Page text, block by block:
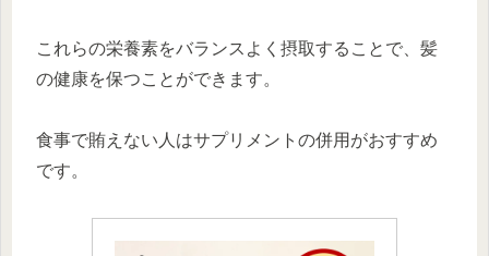
これらの栄養素をバランスよく摂取することで、髪
の健康を保つことができます。
食事で賄えない人はサプリメントの併用がおすすめ
です。